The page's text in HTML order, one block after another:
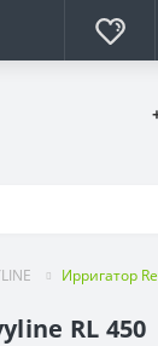
Ирригатор
RL 450